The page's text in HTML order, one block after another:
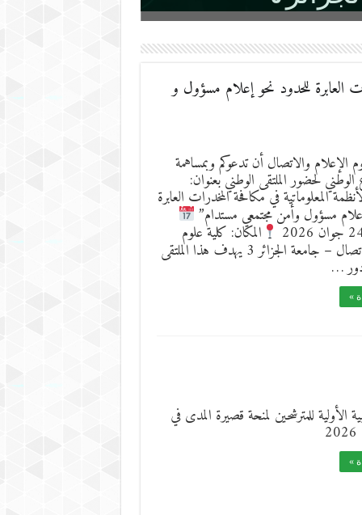
العابرة للحدود نحو إعلام مسؤول و
الإعلام والاتصال أن تدعوكم وبمساهمة
الوطني لحضور الملتقى الوطني بعنوان:
المعلوماتية في مكافحة المخدرات العابرة
مسؤول وأمن مجتمعي مستدام”
المكان: كلية علوم
الإعلام والاتصال – جامعة الجزائر 3 يهدف هذا الملتقى
…
»
الأولية للمترشحين لمنحة قصيرة المدى في
»